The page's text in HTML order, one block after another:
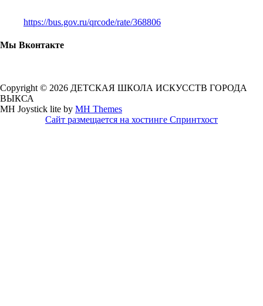
https://bus.gov.ru/qrcode/rate/368806
Мы Вконтакте
Copyright © 2026 ДЕТСКАЯ ШКОЛА ИСКУССТВ ГОРОДА
ВЫКСА
MH Joystick lite by MH Themes
Сайт размещается на хостинге Спринтхост